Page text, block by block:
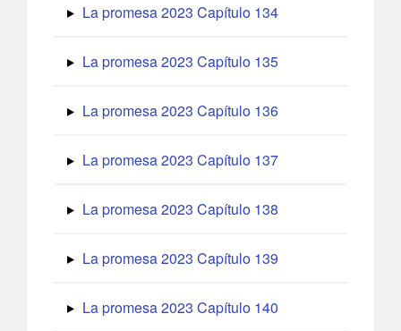
La promesa 2023 Capítulo 134
La promesa 2023 Capítulo 135
La promesa 2023 Capítulo 136
La promesa 2023 Capítulo 137
La promesa 2023 Capítulo 138
La promesa 2023 Capítulo 139
La promesa 2023 Capítulo 140